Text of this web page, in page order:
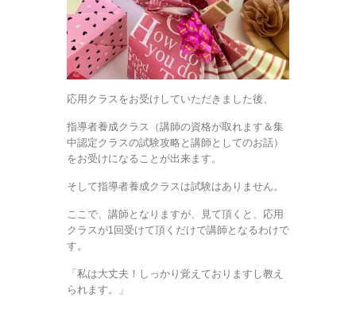
応用クラスをお受けしていただきました後、
指導者養成クラス（講師の資格が取れます＆集
中認定クラスの試験攻略と講師としてのお話）
をお受けになることが出来ます。
そして指導者養成クラスは試験はありません。
ここで、講師となりますが、見て頂くと、応用
クラスが1回受けて頂くだけで講師となるわけで
す。
「私は大丈夫！しっかり覚えておりますし教え
られます。」